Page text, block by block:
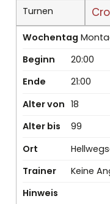
Turnen
Wochentag
Beginn
20:00
Ende
21:00
Alter von 18
Alter bis
99
Ort
Trainer
Keine
Hinweis